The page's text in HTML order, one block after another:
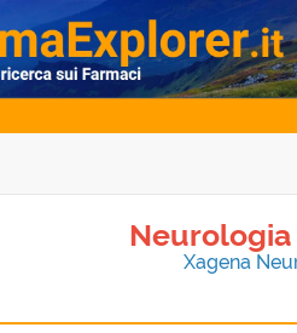
Neurologia
Xagena